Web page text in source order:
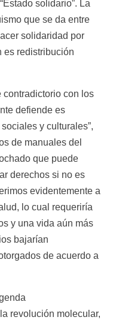
solidario”. La
que se da entre
solidaridad por
es redistribución
contradictorio con los
defiende es
y culturales”,
de manuales del
que puede
derechos si no es
evidentemente a
lo cual requeriría
y una vida aún más
bajarían
de acuerdo a
revolución molecular,